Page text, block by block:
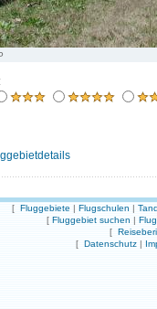
[ Fluggebiete | Flugschulen |
[ Fluggebiet suchen |
[
[ Datenschutz |